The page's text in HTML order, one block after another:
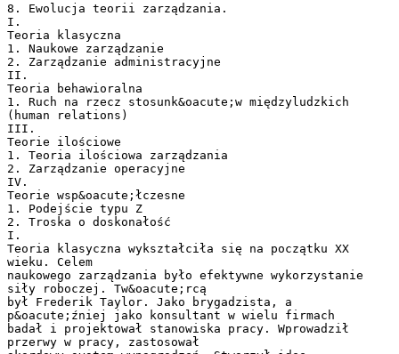
8. Ewolucja teorii zarządzania.
I.
Teoria klasyczna
1. Naukowe zarządzanie
2. Zarządzanie administracyjne
II.
Teoria behawioralna
1. Ruch na rzecz stosunk&oacute;w międzyludzkich
(human relations)
III.
Teorie ilościowe
1. Teoria ilościowa zarządzania
2. Zarządzanie operacyjne
IV.
Teorie wsp&oacute;łczesne
1. Podejście typu Z
2. Troska o doskonałość
I.
Teoria klasyczna wykształciła się na początku XX
wieku. Celem
naukowego zarządzania było efektywne wykorzystanie
siły roboczej. Tw&oacute;rcą
był Frederik Taylor. Jako brygadzista, a
p&oacute;źniej jako konsultant w wielu firmach
badał i projektował stanowiska pracy. Wprowadził
przerwy w pracy, zastosował